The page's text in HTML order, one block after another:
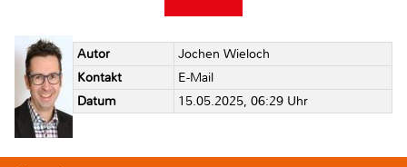
Autor
Jochen Wieloch
Kontakt
E-Mail
Datum
15.05.2025, 06:29 Uhr